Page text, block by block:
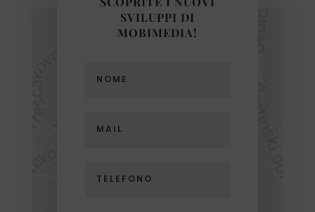
SVILUPPI DI
MOBIMEDIA!